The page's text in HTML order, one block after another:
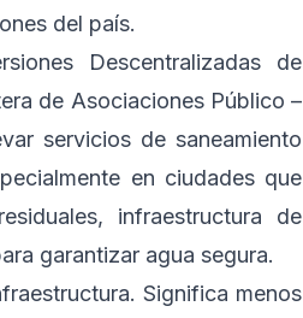
del país.
Descentralizadas de
de Asociaciones Público –
servicios de saneamiento
en ciudades que
infraestructura de
garantizar agua segura.
Significa menos